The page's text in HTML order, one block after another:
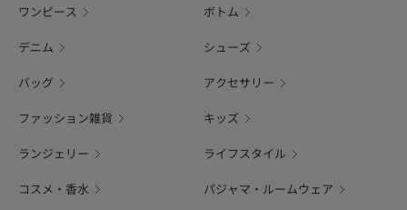
ワンピース ボトム
デニム シューズ
バッグ アクセサリー
ファッション雑貨 キッズ
ランジェリー ライフスタイル
コスメ・香水 パジャマ・ルームウェア